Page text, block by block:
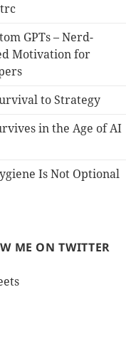
GPTs – Nerd-
Motivation for
to Strategy
in the Age of AI
Is Not Optional
ME ON TWITTER